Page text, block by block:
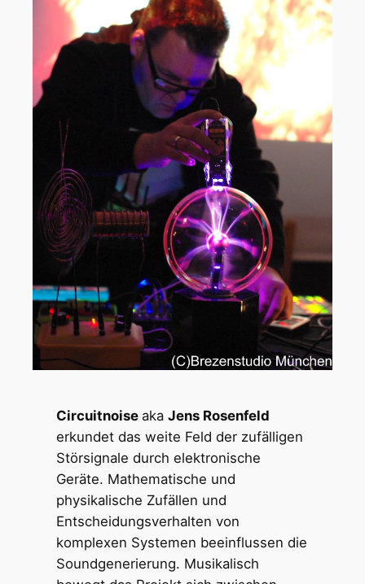
CircuitnoiseakaJens Rosenfeld
erkundet das weite Feld der zufälligen
Störsignale durch elektronische
Geräte. Mathematische und
physikalische Zufällen und
Entscheidungsverhalten von
komplexen Systemen beeinflussen die
Soundgenerierung. Musikalisch